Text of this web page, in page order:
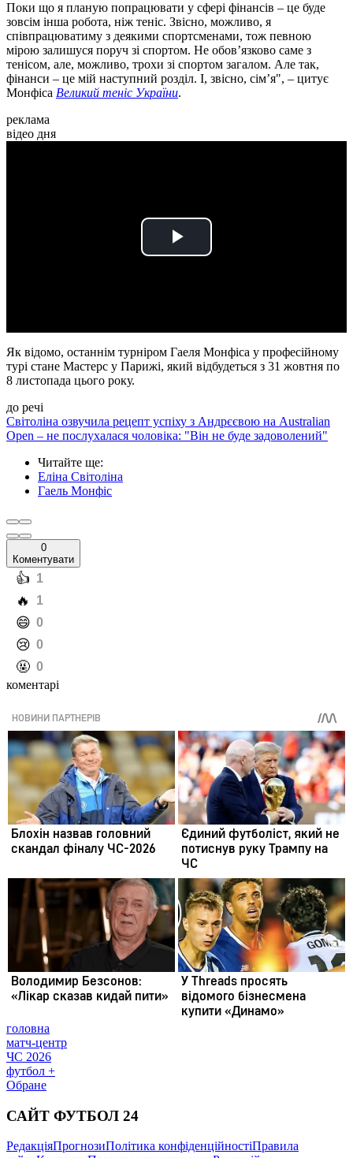
Поки що я планую попрацювати у сфері фінансів – це буде
зовсім інша робота, ніж теніс. Звісно, можливо, я
співпрацюватиму з деякими спортсменами, тож певною
мірою залишуся поруч зі спортом. Не обов’язково саме з
тенісом, але, можливо, трохи зі спортом загалом. Але так,
фінанси – це мій наступний розділ. І, звісно, сім’я", – цитує
Монфіса Великий теніс України.
реклама
відео дня
Play
Як відомо, останнім турніром Гаеля Монфіса у професійному
турі стане Мастерс у Парижі, який відбудеться з 31 жовтня по
8 листопада цього року.
до речі
Світоліна озвучила рецепт успіху з Андрєєвою на Australian
Open – не послухалася чоловіка: "Він не буде задоволений"
Читайте ще:
Еліна Світоліна
Гаель Монфіс
0
Коментувати
️👍 1
️🔥 1
️😄 0
️😢 0
️🤬 0
коментарі
головна
матч-центр
ЧС 2026
футбол +
Обране
САЙТ ФУТБОЛ 24
РедакціяПрогнозиПолітика конфіденційностіПравила